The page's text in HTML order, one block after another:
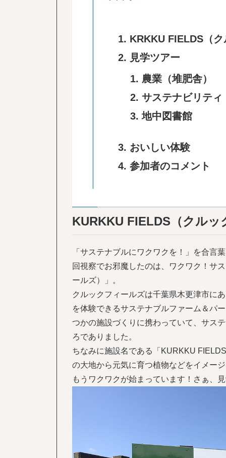
KRKKU FIELDS（
見学ツアー
農業（堆肥舎）
サステナビリテ
地中図書館
おいしい体験
参加者のコメント
KURKKU FIELDS（クル
「サステナブルにワクワクを！」を合言
回視察でお邪魔したのは、ワクワク！サ
ールズ）」。
クルックフィールズは千葉県木更津市に
を体験できるサステナブルファーム＆パ
つかの施設づくりに携わっていて、サス
ろでありました。
ちなみに施設名である「KURKKU
の大地から元気に育つ植物などをイメー
もうワクワクが始まっています！さぁ、